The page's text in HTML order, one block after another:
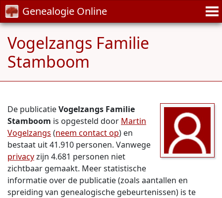
Genealogie Online
Vogelzangs Familie
Stamboom
De publicatieVogelzangs Familie
Stamboom is opgesteld door Martin
Vogelzangs (neem contact op) en
bestaat uit 41.910 personen. Vanwege
privacyzijn 4.681 personen niet
zichtbaar gemaakt. Meer statistische
informatie over de publicatie (zoals aantallen en
spreiding van genealogische gebeurtenissen) is te